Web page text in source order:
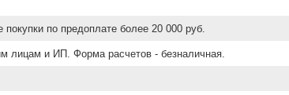
по предоплате более 20 000 руб.
лицам и ИП. Форма расчетов - безналичная.